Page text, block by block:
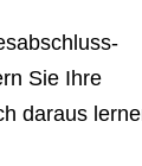
Sie Ihre
daraus